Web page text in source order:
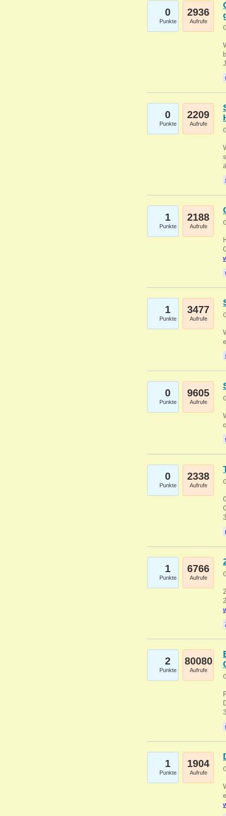
0
Punkte
2936
Aufrufe
0
Punkte
2209
Aufrufe
1
Punkte
2188
Aufrufe
1
Punkte
3477
Aufrufe
0
Punkte
9605
Aufrufe
0
Punkte
2338
Aufrufe
1
Punkte
6766
Aufrufe
2
Punkte
80080
Aufrufe
1
Punkte
1904
Aufrufe